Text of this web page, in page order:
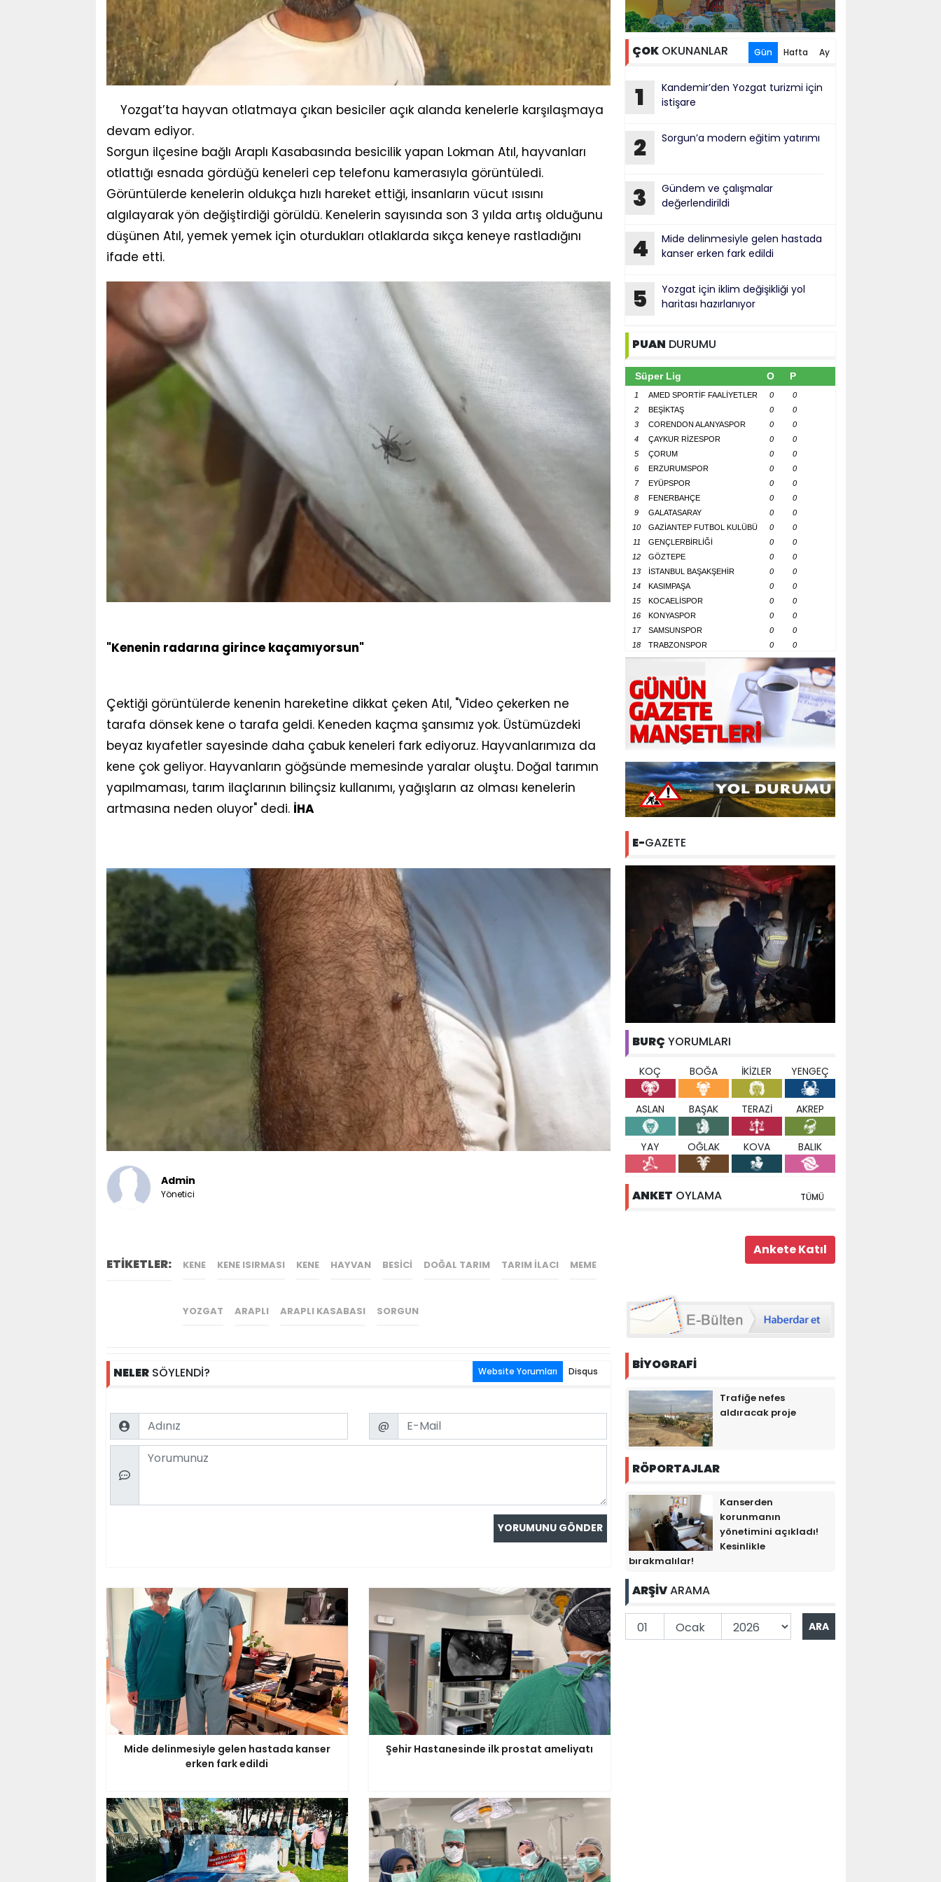
Yozgat’ta hayvan otlatmaya çıkan besiciler açık alanda kenelerle karşılaşmaya
devam ediyor.
Sorgun ilçesine bağlı Araplı Kasabasında besicilik yapan Lokman Atıl, hayvanları
otlattığı esnada gördüğü keneleri cep telefonu kamerasıyla görüntüledi.
Görüntülerde kenelerin oldukça hızlı hareket ettiği, insanların vücut ısısını
algılayarak yön değiştirdiği görüldü. Kenelerin sayısında son 3 yılda artış olduğunu
düşünen Atıl, yemek yemek için oturdukları otlaklarda sıkça keneye rastladığını
ifade etti.
"Kenenin radarına girince kaçamıyorsun"
Çektiği görüntülerde kenenin hareketine dikkat çeken Atıl, "Video çekerken ne
tarafa dönsek kene o tarafa geldi. Keneden kaçma şansımız yok. Üstümüzdeki
beyaz kıyafetler sayesinde daha çabuk keneleri fark ediyoruz. Hayvanlarımıza da
kene çok geliyor. Hayvanların göğsünde memesinde yaralar oluştu. Doğal tarımın
yapılmaması, tarım ilaçlarının bilinçsiz kullanımı, yağışların az olması kenelerin
artmasına neden oluyor" dedi. İHA
Admin
Yönetici
ETİKETLER: KENE KENE ISIRMASI KENE HAYVAN BESICI DOĞAL TARIM TARIM ILACI MEME
YOZGAT ARAPLI ARAPLI KASABASI SORGUN
NELERSÖYLENDİ? Website Yorumları Disqus
Name Email
@
Comment
Mide delinmesiyle gelen hastada kanser
erken fark edildi
Şehir Hastanesinde ilk prostat ameliyatı
ÇOKOKUNANLAR Gün Hafta Ay
1
Kandemir’den Yozgat turizmi için
istişare
2 Sorgun’a modern eğitim yatırımı
3
Gündem ve çalışmalar
değerlendirildi
4
Mide delinmesiyle gelen hastada
kanser erken fark edildi
5
Yozgat için iklim değişikliği yol
haritası hazırlanıyor
PUAN DURUMU
Süper Lig O P
1 AMED SPORTİF FAALİYETLER 0
0
2
BEŞİKTAŞ 0
0
3
CORENDON ALANYASPOR 0
0
4
ÇAYKUR RİZESPOR 0
0
5
ÇORUM 0
0
6
ERZURUMSPOR 0
0
7
EYÜPSPOR 0
0
8
FENERBAHÇE 0
0
9
GALATASARAY 0
0
10
GAZİANTEP FUTBOL KULÜBÜ 0
0
11
GENÇLERBİRLİĞİ 0
0
12
GÖZTEPE 0
0
13
İSTANBUL BAŞAKŞEHİR 0
0
14
KASIMPAŞA 0
0
15
KOCAELİSPOR 0
0
16
KONYASPOR 0
0
17
SAMSUNSPOR 0
0
18
TRABZONSPOR 0 0
E-GAZETE
BURÇ YORUMLARI
KOÇ BOĞA İKİZLER YENGEÇ
ASLAN BAŞAK TERAZİ AKREP
YAY OĞLAK KOVA BALIK
ANKET OYLAMA TÜMÜ
BİYOGRAFİ
Trafiğe nefes
aldıracak proje
RÖPORTAJLAR
Kanserden
korunmanın
yönetimini açıkladı!
Kesinlikle
bırakmalılar!
ARŞİVARAMA